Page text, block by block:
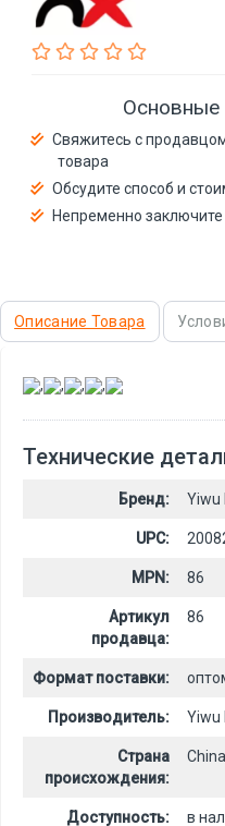
Основные
Свяжитесь с
товара
Обсудите способ и
Непременно заключите
Описание Товара
, , , ,
Технические
Бренд: Yiwu
UPC:
MPN: 86
Артикул
продавца:
86
Формат поставки:
Производитель: Yiwu
Страна
происхождения:
China
Доступность: в